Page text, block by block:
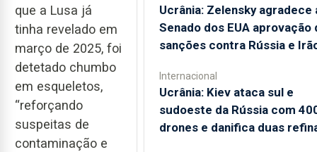
que a Lusa já
tinha revelado em
março de 2025, foi
detetado chumbo
em esqueletos,
“reforçando
suspeitas de
contaminação e
Ucrânia: Zelensky agradece
Senado dos EUA aprovação
sanções contra Rússia e
Internacional
Ucrânia: Kiev ataca sul e
sudoeste da Rússia com
drones e danifica duas